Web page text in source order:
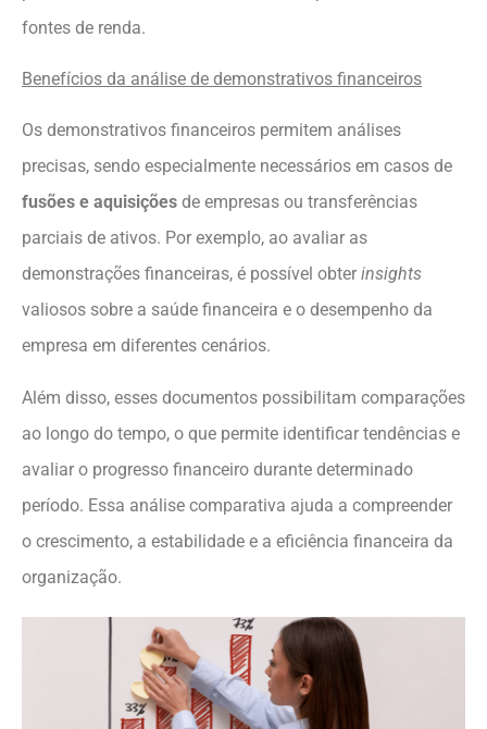
fontes de renda.
Benefícios da análise de demonstrativos financeiros
Os demonstrativos financeiros permitem análises
precisas, sendo especialmente necessários em casos de
fusões e aquisições de empresas ou transferências
parciais de ativos. Por exemplo, ao avaliar as
demonstrações financeiras, é possível obter insights
valiosos sobre a saúde financeira e o desempenho da
empresa em diferentes cenários.
Além disso, esses documentos possibilitam comparações
ao longo do tempo, o que permite identificar tendências e
avaliar o progresso financeiro durante determinado
período. Essa análise comparativa ajuda a compreender
o crescimento, a estabilidade e a eficiência financeira da
organização.